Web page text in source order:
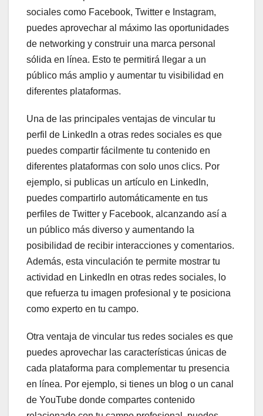
sociales como Facebook, Twitter e Instagram,
puedes aprovechar al máximo las oportunidades
de networking y construir una marca personal
sólida en línea. Esto te permitirá llegar a un
público más amplio y aumentar tu visibilidad en
diferentes plataformas.
Una de las principales ventajas de vincular tu
perfil de LinkedIn a otras redes sociales es que
puedes compartir fácilmente tu contenido en
diferentes plataformas con solo unos clics. Por
ejemplo, si publicas un artículo en LinkedIn,
puedes compartirlo automáticamente en tus
perfiles de Twitter y Facebook, alcanzando así a
un público más diverso y aumentando la
posibilidad de recibir interacciones y comentarios.
Además, esta vinculación te permite mostrar tu
actividad en LinkedIn en otras redes sociales, lo
que refuerza tu imagen profesional y te posiciona
como experto en tu campo.
Otra ventaja de vincular tus redes sociales es que
puedes aprovechar las características únicas de
cada plataforma para complementar tu presencia
en línea. Por ejemplo, si tienes un blog o un canal
de YouTube donde compartes contenido